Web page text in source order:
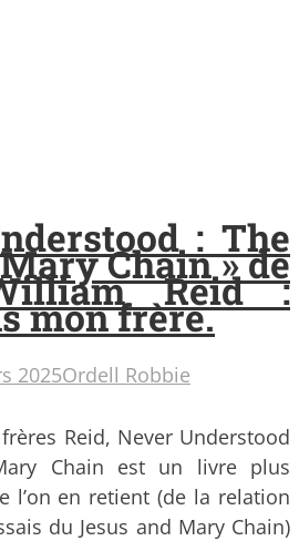
: The
Chain » de
Reid :
mon frère.
2025Ordell Robbie
Reid, Never Understood
Chain est un livre plus
l’on en retient (de la relation
du Jesus and Mary Chain)